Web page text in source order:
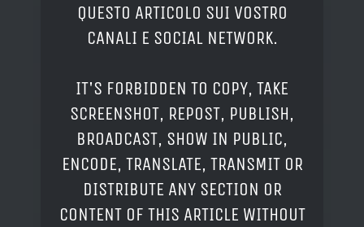
QUESTO ARTICOLO SUI VOSTRO
CANALI E SOCIAL NETWORK.
IT'S FORBIDDEN TO COPY, TAKE
SCREENSHOT, REPOST, PUBLISH,
BROADCAST, SHOW IN PUBLIC,
ENCODE, TRANSLATE, TRANSMIT OR
DISTRIBUTE ANY SECTION OR
CONTENT OF THIS ARTICLE WITHOUT